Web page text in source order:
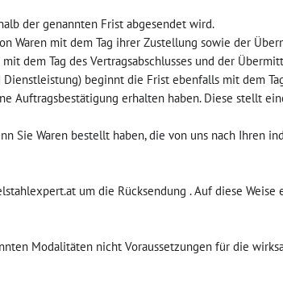
der genannten Frist abgesendet wird.
Waren mit dem Tag ihrer Zustellung sowie der
dem Tag des Vertragsabschlusses und der
beginnt die Frist ebenfalls mit dem
Auftragsbestätigung erhalten haben. Diese stellt
Sie Waren bestellt haben, die von uns nach Ihren
um die Rücksendung . Auf diese Weise
Modalitäten nicht Voraussetzungen für die